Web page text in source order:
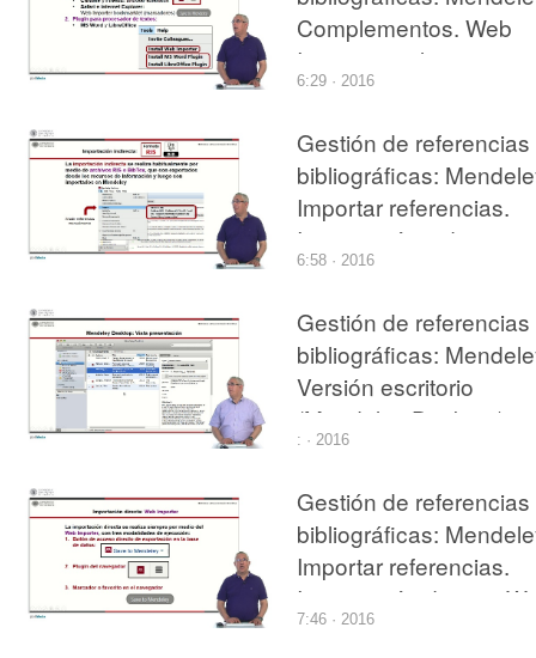
Complementos. Web
Importer y plug-in para
citar
6:29 · 2016
Gestión de referencias
bibliográficas:
Importar referencias.
Importación indirecta
6:58 · 2016
Gestión de referencias
bibliográficas:
Versión escritorio
(Mendeley Desktop).
: · 2016
Gestión de referencias
bibliográficas:
Importar referencias.
Importación directa,
Importer
7:46 · 2016